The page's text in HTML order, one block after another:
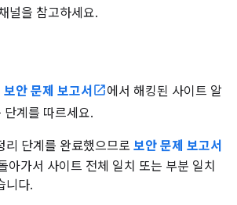
널을 참고하세요.
보안 문제 보고서
에서 해킹된 사이트 알
단계를 따르세요.
리 단계를 완료했으므로 보안 문제 보고서
아가서 사이트 전체 일치 또는 부분 일치
니다.